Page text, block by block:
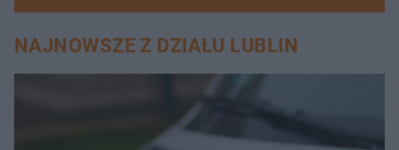
NAJNOWSZE Z DZIAŁU LUBLIN